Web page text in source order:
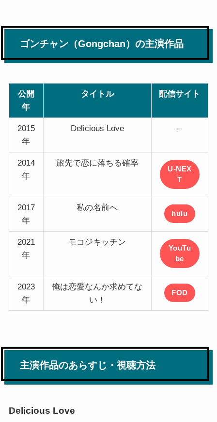
ゴンチャン（Gongchan）の主演作品
公開
年
タイトル 配信サイト
2015
年
Delicious Love –
2014
年
旅先で恋に落ちる確率
U-NEX
T
2017
年
私の名前へ
hulu
2021
年
モコジキッチン
YouTu
be
2023
年
俺は恋愛なんか求めてな
い！
FOD
主演作品のあらすじ・視聴方法
Delicious Love